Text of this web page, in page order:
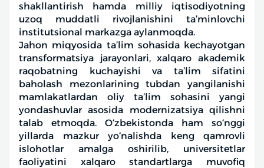
shakllantirish hamda milliy iqtisodiyotning
uzoq muddatli rivojlanishini ta’minlovchi
institutsional markazga aylanmoqda.
Jahon miqyosida ta’lim sohasida kechayotgan
transformatsiya jarayonlari, xalqaro akademik
raqobatning kuchayishi va ta’lim sifatini
baholash mezonlarining tubdan yangilanishi
mamlakatlardan oliy ta’lim sohasini yangi
yondashuvlar asosida modernizatsiya qilishni
talab etmoqda. O‘zbekistonda ham so‘nggi
yillarda mazkur yo‘nalishda keng qamrovli
islohotlar amalga oshirilib, universitetlar
faoliyatini xalqaro standartlarga muvofiq